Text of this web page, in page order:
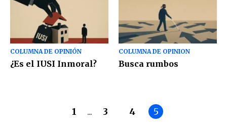
COLUMNA DE OPINIÓN
¿Es el IUSI Inmoral?
COLUMNA DE OPINION
Busca rumbos
1 ... 3 4 5